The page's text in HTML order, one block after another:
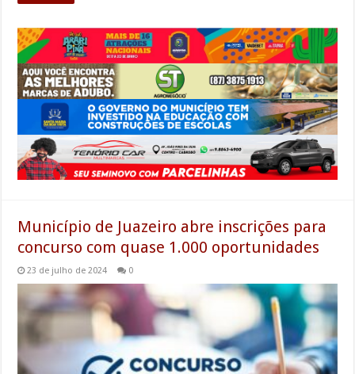
Município de Juazeiro abre inscrições para
concurso com quase 1.000 oportunidades
23 de julho de 2024 0